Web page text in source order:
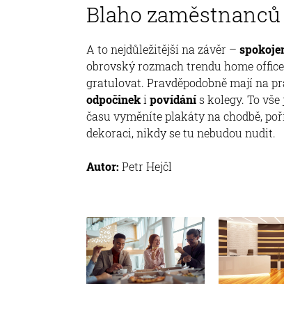
Blaho zaměstnanců
A to nejdůležitější na závěr –
obrovský rozmach trendu home
gratulovat. Pravděpodobně mají na
odpočineki povídánís kolegy. To
času vyměníte plakáty na chodbě,
dekoraci, nikdy se tu nebudou nudit.
Autor: Petr Hejčl